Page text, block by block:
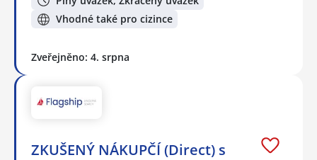
Vhodné také pro cizince
Zveřejněno: 4. srpna
ZKUŠENÝ NÁKUPČÍ (Direct) s